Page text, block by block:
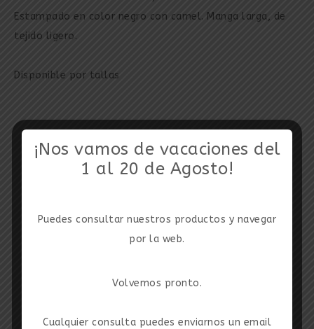
Estampado en color negro con camel. Manga larga, de
tejido ligero.
Disponible por tallas
¡Nos vamos de vacaciones del
1 al 20 de Agosto!
Puedes consultar nuestros productos y navegar
por la web.
Volvemos pronto.
Cualquier consulta puedes enviarnos un email